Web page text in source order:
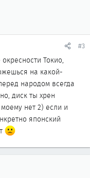
#3
Токио,
на какой-
народом всегда
диск ты хрен
нет 2) если и
японский